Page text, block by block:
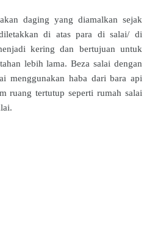
daging yang diamalkan sejak
di atas para di salai/ di
kering dan bertujuan untuk
lebih lama. Beza salai dengan
menggunakan haba dari bara api
ruang tertutup seperti rumah salai